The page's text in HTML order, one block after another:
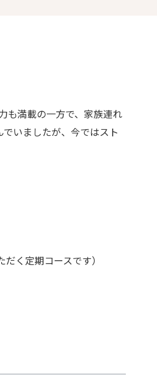
も満載の一方で、家族連れ
いましたが、今ではスト
く定期コースです）